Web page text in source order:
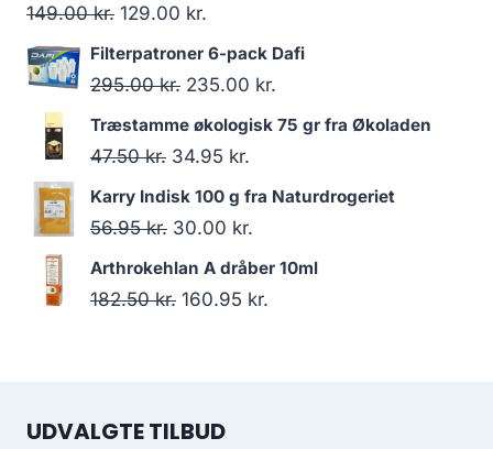
149.00kr. Den
oprindelige
pris
149.00 kr..
129.00 kr.
aktuelle
pris
129.00 kr..
Filterpatroner 6-pack Dafi
295.00kr. Den
oprindelige
pris
295.00 kr..
235.00 kr.
aktuelle
Træstamme økologisk 75 gr fra Økoladen
47.50kr. Den
oprindelige
pris
47.50 kr..
34.95 kr.
aktuelle
34.95 kr..
Karry Indisk 100 g fra Naturdrogeriet
56.95kr. Den
oprindelige
pris
30.00 kr.
aktuelle
pris
Arthrokehlan A dråber 10ml
182.50kr. Den
182.50 kr..
160.95 kr.
UDVALGTE TILBUD